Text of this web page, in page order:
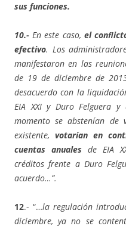
sus funciones.
10.- En este caso, el
efectivo. Los
manifestaron en las
de 19 de diciembre de
desacuerdo con la
EIA XXI y Duro Felguera
momento se abstenían
existente,votarían en
cuentas anuales de EIA
créditos frente a Duro
acuerdo…”.
12.- “…la regulación
diciembre, ya no se